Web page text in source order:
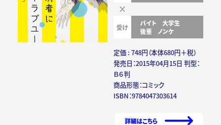
受け バイト
大学生
後輩
ノンケ
定価 : 748円（本体680円＋税）
発売日：2015年04月15日 判型：
Ｂ６判
商品形態：コミック
ISBN：9784047303614
詳細はこちら